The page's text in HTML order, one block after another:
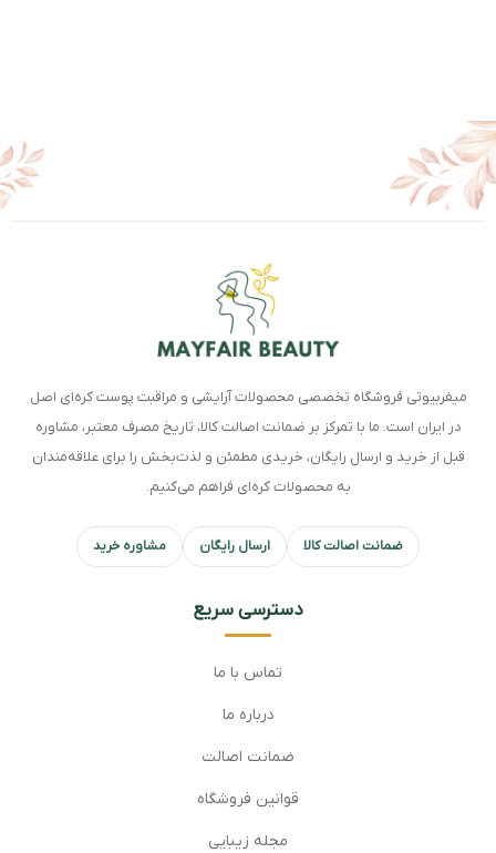
میفربیوتی فروشگاه تخصصی محصولات آرایشی و مراقبت پوست کره‌ای اصل
در ایران است. ما با تمرکز بر ضمانت اصالت کالا، تاریخ مصرف معتبر، مشاوره
قبل از خرید و ارسال رایگان، خریدی مطمئن و لذت‌بخش را برای علاقه‌مندان
به محصولات کره‌ای فراهم می‌کنیم.
ضمانت اصالت کالا ارسال رایگان مشاوره خرید
دسترسی سریع
تماس با ما
درباره ما
ضمانت اصالت
قوانین فروشگاه
مجله زیبایی